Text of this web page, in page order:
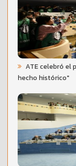
ATE celebró el
hecho histórico"